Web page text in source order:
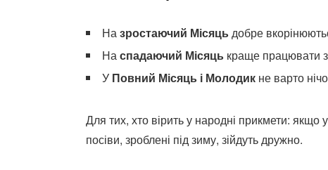
Назростаючий Місяцьдобре
Наспадаючий Місяць краще працювати
У Повний Місяць і Молодик не варто
Для тих, хто вірить у народні прикмети:
посіви, зроблені під зиму, зійдуть дружно.